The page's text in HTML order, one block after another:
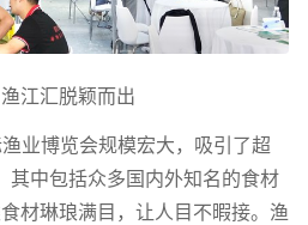
江汇脱颖而出
博览会规模宏大，吸引了超
中包括众多国内外知名的食材
材琳琅满目，让人目不暇接。渔